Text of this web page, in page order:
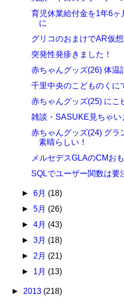
育児休業給付金を1年6
に
グリコのおまけでAR仮
突発性発疹きました！
赤ちゃんグッズ(26) 体温
千里中央のこどものくに
赤ちゃんグッズ(25) にこ
雑談・SASUKE見ちゃ
赤ちゃんグッズ(24) グラ
素晴らしい！
メルセデスGLAのCMお
SQLでユーザー関数は要
► 6月 (18)
► 5月 (26)
► 4月 (43)
► 3月 (18)
► 2月 (21)
► 1月 (13)
► 2013 (218)